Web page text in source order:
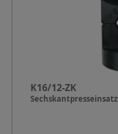
K16/12-ZK
Sechskantpresseinsatz